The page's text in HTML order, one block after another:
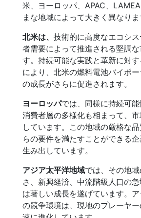
米、ヨーロッパ、APAC、
まな地域によって大きく異なりま
北米は、 技術的に高度なエコシ
者需要によって推進される堅調
す。持続可能な実践と革新に対
により、北米の燃料電池バイポ
の成長がさらに促進されます。
ヨーロッパでは、同様に持続可能
消費者層の多様化も相まって、
しています。この地域の厳格な
らの要件を満たすことができる
生み出しています。
アジア太平洋地域では、その地
さ、新興経済、中流階級人口の
は著しい成長を遂げています。
の競争環境は、現地のプレーヤ